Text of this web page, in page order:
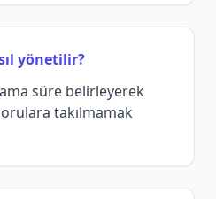
yönetilir?
süre belirleyerek
takılmamak